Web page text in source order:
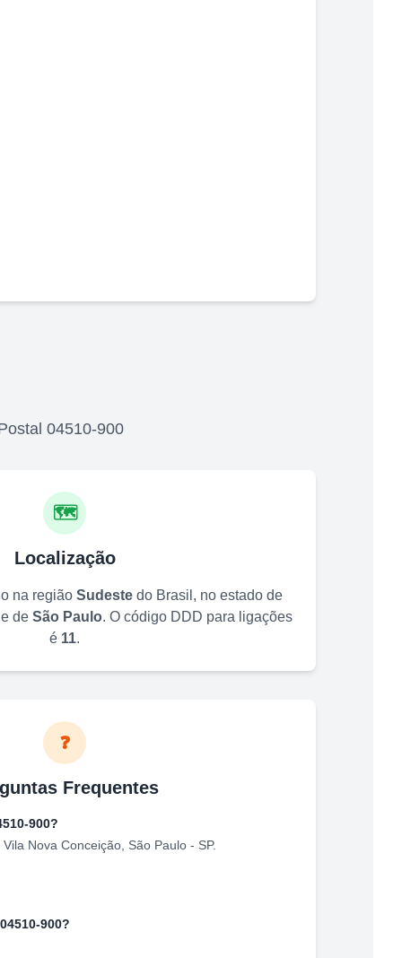
04510-900
🗺️
Localização
na região Sudeste do Brasil, no estado de
de São Paulo. O código DDD para ligações
é 11.
❓
Frequentes
900?
Vila Nova Conceição São Paulo - SP.
04510-900?